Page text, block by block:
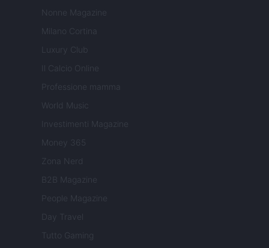
Nonne Magazine
Milano Cortina
Luxury Club
Il Calcio Online
Professione mamma
World Music
Investimenti Magazine
Money 365
Zona Nerd
B2B Magazine
People Magazine
Day Travel
Tutto Gaming